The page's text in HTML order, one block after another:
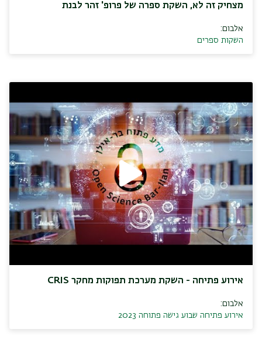
מצחיק זה לא, השקת ספרה של פרופ' זהר לבנת
אלבום:
השקות ספרים
אירוע פתיחה - השקת מערכת תפוקות מחקר CRIS
אלבום:
אירוע פתיחה שבוע גישה פתוחה 2023